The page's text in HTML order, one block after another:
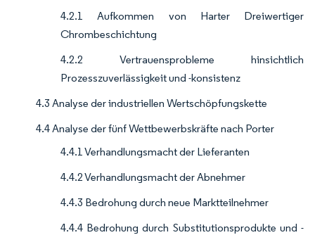
4.2.1 Aufkommen von Harter Dreiwertiger
Chrombeschichtung
4.2.2 Vertrauensprobleme hinsichtlich
Prozesszuverlässigkeit und -konsistenz
4.3 Analyse der industriellen Wertschöpfungskette
4.4 Analyse der fünf Wettbewerbskräfte nach Porter
4.4.1 Verhandlungsmacht der Lieferanten
4.4.2 Verhandlungsmacht der Abnehmer
4.4.3 Bedrohung durch neue Marktteilnehmer
4.4.4 Bedrohung durch Substitutionsprodukte und -